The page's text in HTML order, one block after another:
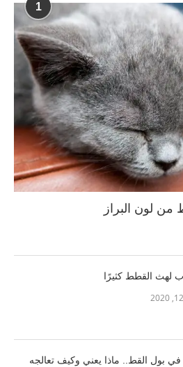
1
لون البراز
لهث القطط كثيرًا
في بول القط.. ماذا يعني وكيف تعالجه